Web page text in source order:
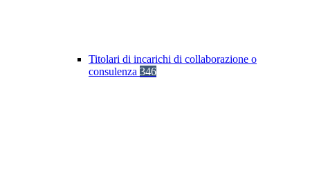
Titolari di incarichi di collaborazione o
consulenza 346